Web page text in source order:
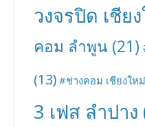
วงจรปิด เชีย
คอม ลำพูน (21)
(13) #ช่างคอม เชียงใหม่
3 เฟส ลำปาง